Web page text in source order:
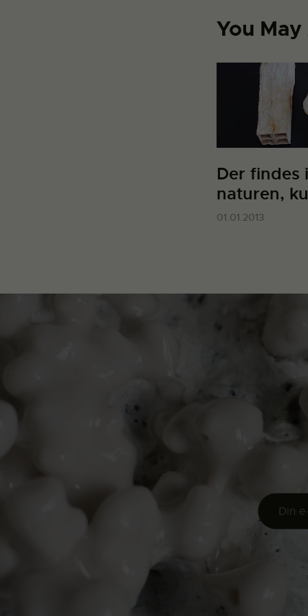
You
Der findes
naturen,
01.01.2013